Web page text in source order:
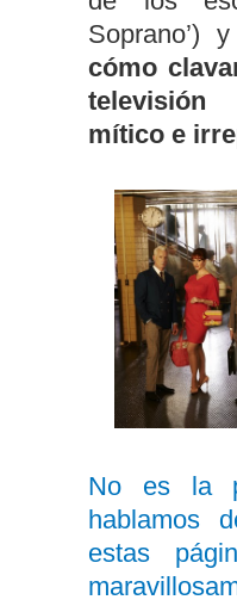
Soprano’) y
cómo
mítico e
No es la
hablamos
estas